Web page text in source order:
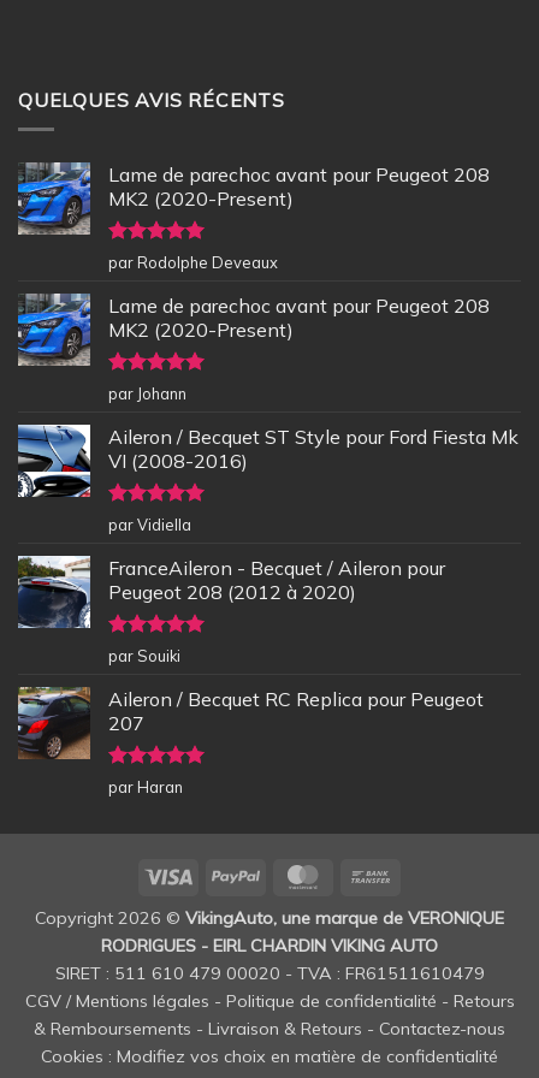
QUELQUES AVIS RÉCENTS
Lame de parechoc avant pour Peugeot 208
MK2 (2020-Present)
Note5sur
5
par Rodolphe Deveaux
Lame de parechoc avant pour Peugeot 208
MK2 (2020-Present)
Note5sur
5
par Johann
Aileron / Becquet ST Style pour Ford Fiesta Mk
VI (2008-2016)
Note5sur
5
par Vidiella
FranceAileron - Becquet / Aileron pour
Peugeot 208 (2012 à 2020)
Note5sur
5
par Souiki
Aileron / Becquet RC Replica pour Peugeot
207
Note5sur
5
par Haran
Visa PayPal MasterCard
Copyright 2026 © VikingAuto, une marque de VERONIQUE
RODRIGUES - EIRL CHARDIN VIKING AUTO
SIRET : 511 610 479 00020 - TVA : FR61511610479
CGV / Mentions légales - Politique de confidentialité - Retours
& Remboursements - Livraison & Retours - Contactez-nous
Cookies : Modifiez vos choix en matière de confidentialité